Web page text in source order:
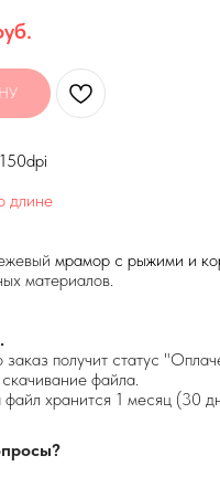
длине
мрамор с рыжими и
материалов.
заказ получит статус
файла.
хранится 1 месяц (30